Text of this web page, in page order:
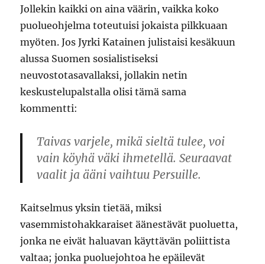
Jollekin kaikki on aina väärin, vaikka koko
puolueohjelma toteutuisi jokaista pilkkuaan
myöten. Jos Jyrki Katainen julistaisi kesäkuun
alussa Suomen sosialistiseksi
neuvostotasavallaksi, jollakin netin
keskustelupalstalla olisi tämä sama
kommentti:
Taivas varjele, mikä sieltä tulee, voi
vain köyhä väki ihmetellä. Seuraavat
vaalit ja ääni vaihtuu Persuille.
Kaitselmus yksin tietää, miksi
vasemmistohakkaraiset äänestävät puoluetta,
jonka ne eivät haluavan käyttävän poliittista
valtaa; jonka puoluejohtoa he epäilevät